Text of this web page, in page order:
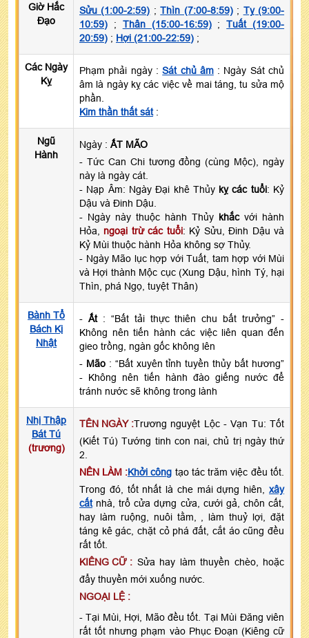
Giờ Hắc
Đạo
Sửu (1:00-2:59) ;Thìn (7:00-8:59); Tỵ (9:00-
10:59) ; Thân (15:00-16:59);Tuất (19:00-
20:59) ; Hợi (21:00-22:59) ;
Các Ngày
Kỵ
Phạm phải ngày : Sát chủ âm: Ngày Sát chủ
âm là ngày kỵ các việc về mai táng, tu sửa mộ
phần.
Kim thần thất sát:
Ngũ
Hành
Ngày : ẤT MÃO
- Tức Can Chi tương đồng (cùng Mộc), ngày
này là ngày cát.
- Nạp Âm: Ngày Đại khê Thủy kỵ các tuổi: Kỷ
Dậu và Đinh Dậu.
- Ngày này thuộc hành Thủy khắcvới hành
Hỏa, ngoại trừ các tuổi: Kỷ Sửu, Đinh Dậu và
Kỷ Mùi thuộc hành Hỏa không sợ Thủy.
- Ngày Mão lục hợp với Tuất, tam hợp với Mùi
và Hợi thành Mộc cục (Xung Dậu, hình Tý, hại
Thìn, phá Ngọ, tuyệt Thân)
Bành Tổ
Bách Kị
Nhật
- Ất: “Bất tải thực thiên chu bất trưởng” -
Không nên tiến hành các việc liên quan đến
gieo trồng, ngàn gốc không lên
- Mão: “Bất xuyên tỉnh tuyền thủy bất hương”
- Không nên tiến hành đào giếng nước để
tránh nước sẽ không trong lành
Nhị Thập
Bát Tú
(trương)
TÊN NGÀY :Trương nguyệt Lộc - Vạn Tu: Tốt
(Kiết Tú) Tướng tinh con nai, chủ trị ngày thứ
2.
NÊN LÀM :Khởi công tạo tác trăm việc đều tốt.
Trong đó, tốt nhất là che mái dựng hiên, xây
cấtnhà, trổ cửa dựng cửa, cưới gả, chôn cất,
hay làm ruộng, nuôi tằm, , làm thuỷ lợi, đặt
táng kê gác, chặt cỏ phá đất, cắt áo cũng đều
rất tốt.
KIÊNG CỮ : Sửa hay làm thuyền chèo, hoặc
đẩy thuyền mới xuống nước.
NGOẠI LỆ :
- Tại Mùi, Hợi, Mão đều tốt. Tại Mùi Đăng viên
rất tốt nhưng phạm vào Phục Đoạn (Kiêng cữ